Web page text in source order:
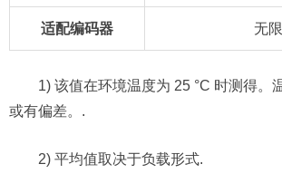
适配编码器 无
1) 该值在环境温度为 25 °C 时测得。
或有偏差。.
2) 平均值取决于负载形式.